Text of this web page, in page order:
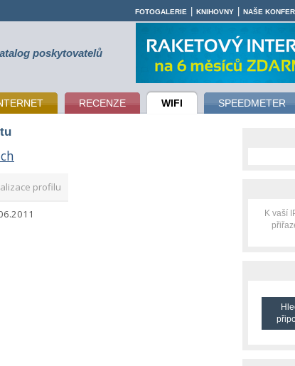
poskytovatelů
RECENZE WIFI SPEEDMETER
FOTOGALERIE KNIHOVNY NAŠE
profilu
K vaší